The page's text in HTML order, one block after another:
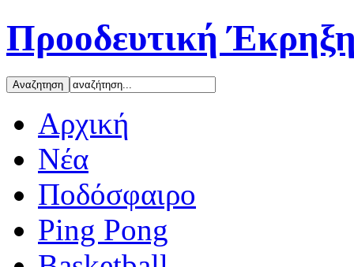
Προοδευτική
Αρχική
Νέα
Ποδόσφαιρο
Ping Pong